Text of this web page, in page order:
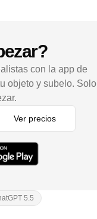
con la app de
objeto y subelo. Solo
Ver precios
5.5